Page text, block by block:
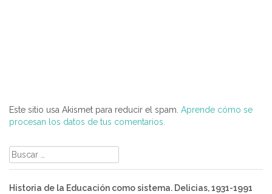
Este sitio usa Akismet para reducir el spam. Aprende cómo se
procesan los datos de tus comentarios.
Buscar:
Historia de la Educación como sistema. Delicias, 1931-1991